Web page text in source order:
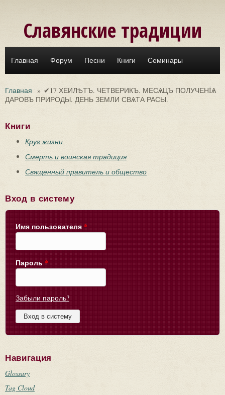
Славянские традиции
Главная Форум Песни Книги Семинары
Главная » ✔17 ХЕИЛѢТЪ. ЧЕТВЕРИКЪ. МЕСѦЦЪ ПОЛУЧЕНİѦ
ДАРОВЪ ПРИРОДЫ. ДЕНЬ ЗЕМЛИ СВѦТА РАСЫ.
Книги
Круг жизни
Смерть и воинская традиция
Священный правитель и общество
Вход в систему
Имя пользователя *
Пароль *
Забыли пароль?
Навигация
Glossary
Tag Cloud